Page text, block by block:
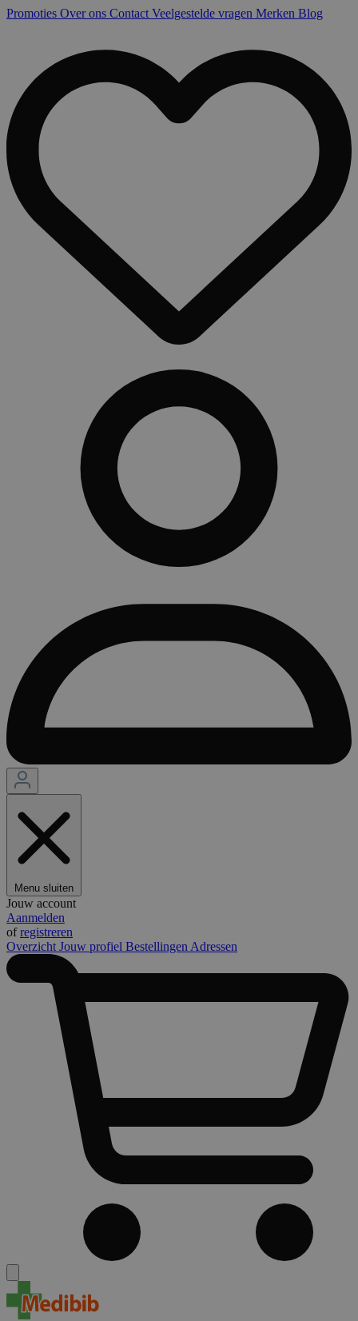
Promoties Over ons Contact Veelgestelde vragen Merken Blog
Menu sluiten
Jouw account
Aanmelden
ofregistreren
Overzicht Jouw profiel Bestellingen Adressen